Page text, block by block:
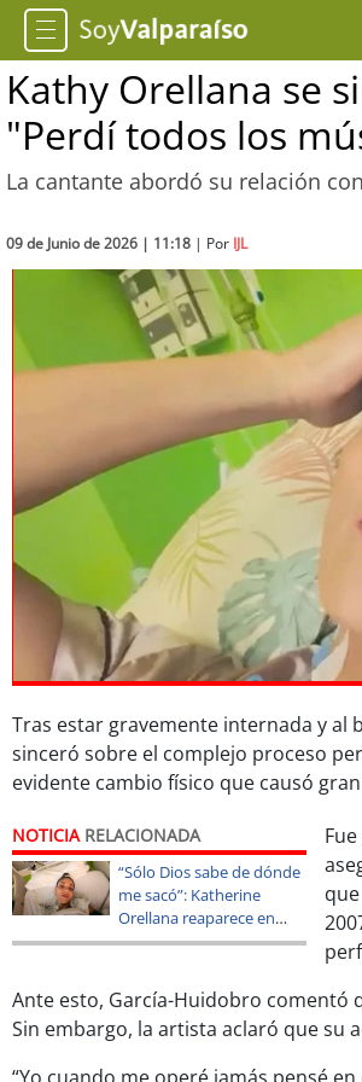
Kathy Orellana se
"Perdí todos los
La cantante abordó su relación
09 de Junio de 2026 | 11:18 | Por IJL
Tras estar gravemente internada y al
sinceró sobre el complejo proceso
evidente cambio físico que causó
NOTICIARELACIONADA
“Sólo Dios sabe de dónde
me sacó”: Katherine
Orellana reaparece en
redes tras complejo
Ante esto, García-Huidobro comentó
Sin embargo, la artista aclaró que su